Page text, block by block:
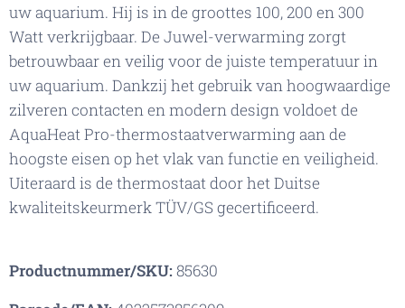
uw aquarium. Hij is in de groottes 100, 200 en 300
Watt verkrijgbaar. De Juwel-verwarming zorgt
betrouwbaar en veilig voor de juiste temperatuur in
uw aquarium. Dankzij het gebruik van hoogwaardige
zilveren contacten en modern design voldoet de
AquaHeat Pro-thermostaatverwarming aan de
hoogste eisen op het vlak van functie en veiligheid.
Uiteraard is de thermostaat door het Duitse
kwaliteitskeurmerk TÜV/GS gecertificeerd.
Productnummer/SKU:85630